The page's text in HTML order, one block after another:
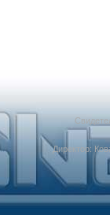
Директор: